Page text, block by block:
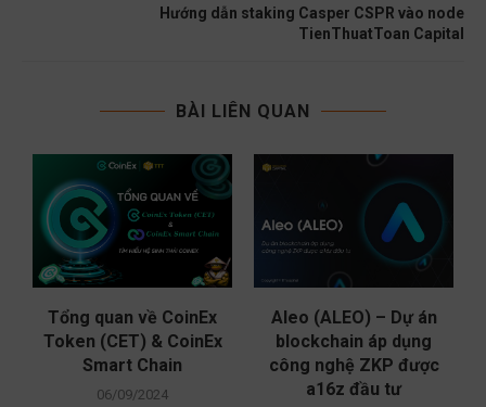
Hướng dẫn staking Casper CSPR vào node
TienThuatToan Capital
BÀI LIÊN QUAN
Tổng quan về CoinEx
Token (CET) & CoinEx
Smart Chain
06/09/2024
Aleo (ALEO) – Dự án
blockchain áp dụng
công nghệ ZKP được
a16z đầu tư